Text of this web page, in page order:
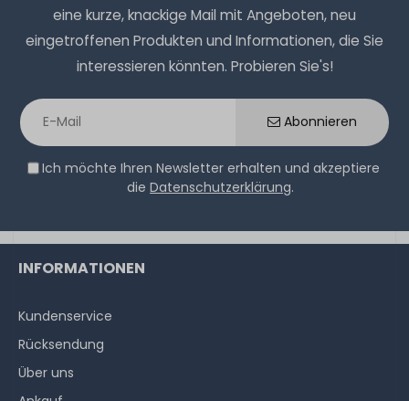
eine kurze, knackige Mail mit Angeboten, neu
eingetroffenen Produkten und Informationen, die Sie
interessieren könnten. Probieren Sie's!
Abonnieren
Ich möchte Ihren Newsletter erhalten und akzeptiere
die Datenschutzerklärung.
INFORMATIONEN
Kundenservice
Rücksendung
Über uns